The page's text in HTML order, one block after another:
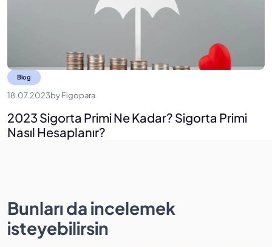
Blog
18.07.2023byFigopara
2023 Sigorta Primi Ne Kadar? Sigorta Primi
Nasıl Hesaplanır?
Bunları da incelemek
isteyebilirsin